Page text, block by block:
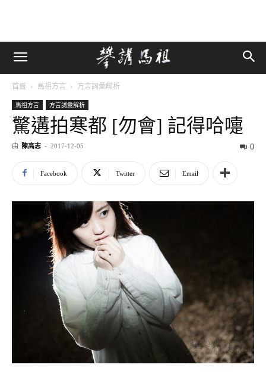
首頁 馬祖方言 方言詞彙解析
馬祖方言 方言詞彙解析
驚遘拍寒都 [勿會] 記得哈嚏
由 陳高志 - 2017-12-05 0
Facebook Twitter Email